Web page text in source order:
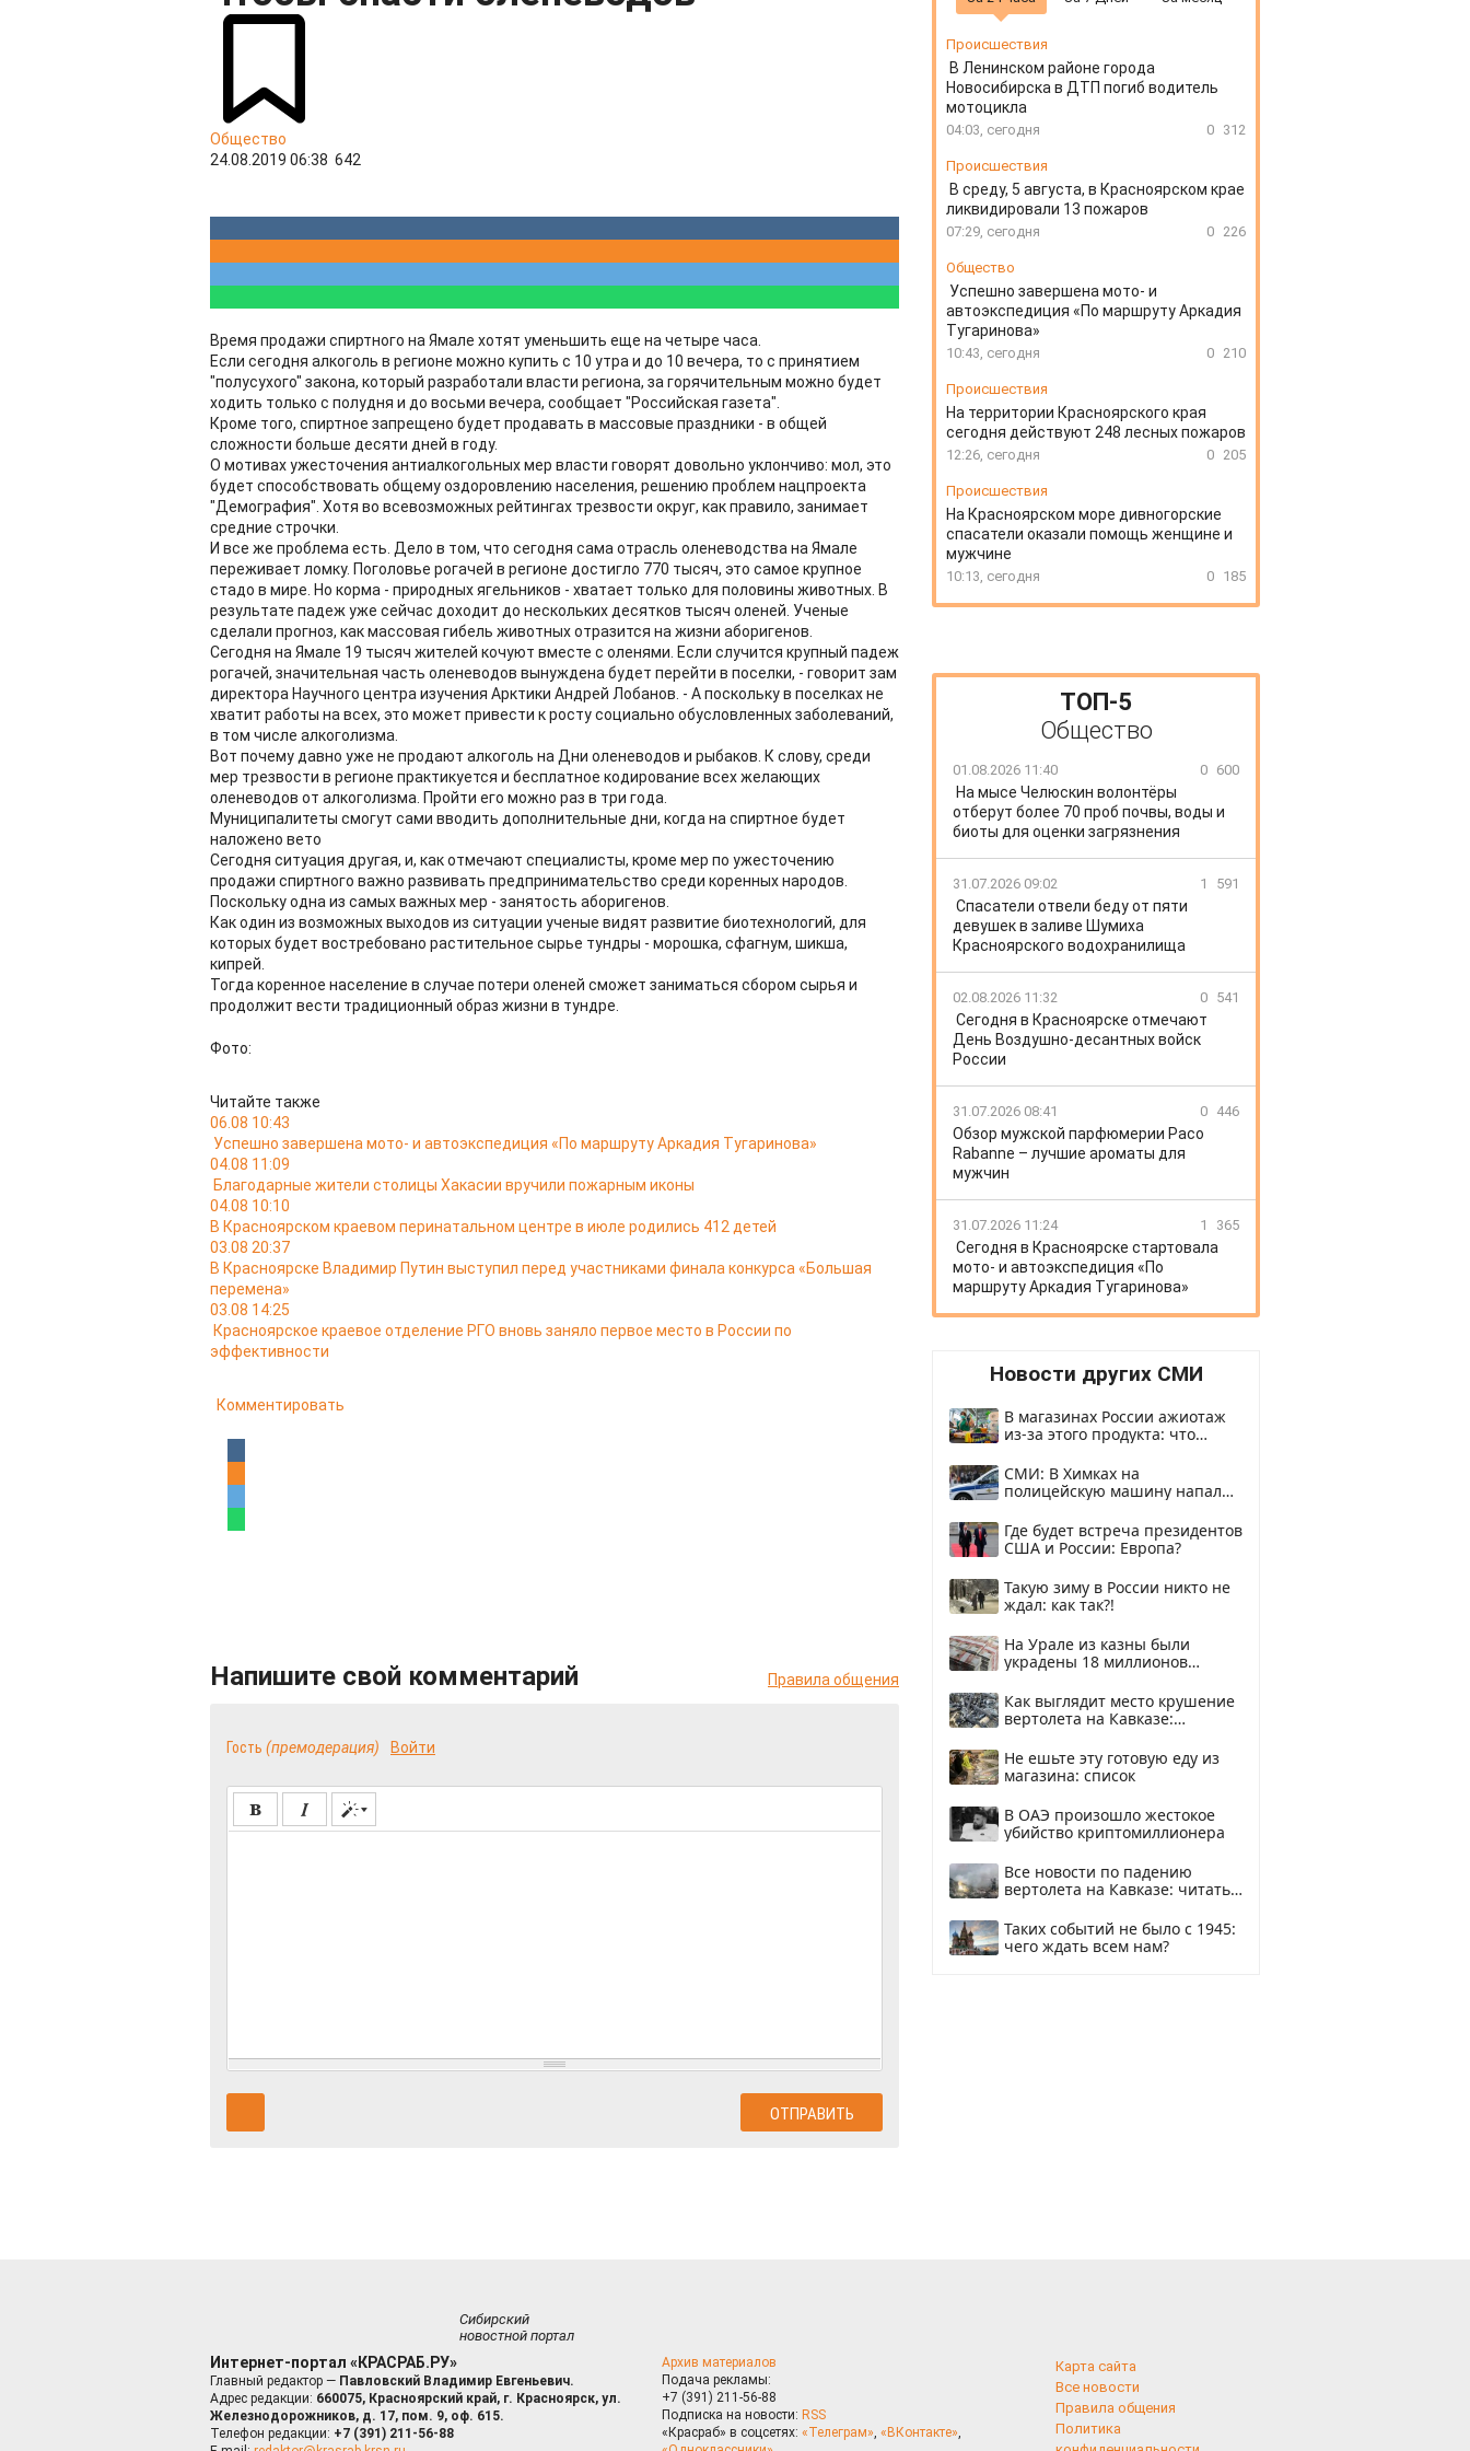
Общество
24.08.2019 06:38 642
Время продажи спиртного на Ямале хотят уменьшить еще на четыре часа.
Если сегодня алкоголь в регионе можно купить с 10 утра и до 10 вечера, то с принятием
"полусухого" закона, который разработали власти региона, за горячительным можно будет
ходить только с полудня и до восьми вечера, сообщает "Российская газета".
Кроме того, спиртное запрещено будет продавать в массовые праздники - в общей
сложности больше десяти дней в году.
О мотивах ужесточения антиалкогольных мер власти говорят довольно уклончиво: мол, это
будет способствовать общему оздоровлению населения, решению проблем нацпроекта
"Демография". Хотя во всевозможных рейтингах трезвости округ, как правило, занимает
средние строчки.
И все же проблема есть. Дело в том, что сегодня сама отрасль оленеводства на Ямале
переживает ломку. Поголовье рогачей в регионе достигло 770 тысяч, это самое крупное
стадо в мире. Но корма - природных ягельников - хватает только для половины животных. В
результате падеж уже сейчас доходит до нескольких десятков тысяч оленей. Ученые
сделали прогноз, как массовая гибель животных отразится на жизни аборигенов.
Сегодня на Ямале 19 тысяч жителей кочуют вместе с оленями. Если случится крупный падеж
рогачей, значительная часть оленеводов вынуждена будет перейти в поселки, - говорит зам
директора Научного центра изучения Арктики Андрей Лобанов. - А поскольку в поселках не
хватит работы на всех, это может привести к росту социально обусловленных заболеваний,
в том числе алкоголизма.
Вот почему давно уже не продают алкоголь на Дни оленеводов и рыбаков. К слову, среди
мер трезвости в регионе практикуется и бесплатное кодирование всех желающих
оленеводов от алкоголизма. Пройти его можно раз в три года.
Муниципалитеты смогут сами вводить дополнительные дни, когда на спиртное будет
наложено вето
Сегодня ситуация другая, и, как отмечают специалисты, кроме мер по ужесточению
продажи спиртного важно развивать предпринимательство среди коренных народов.
Поскольку одна из самых важных мер - занятость аборигенов.
Как один из возможных выходов из ситуации ученые видят развитие биотехнологий, для
которых будет востребовано растительное сырье тундры - морошка, сфагнум, шикша,
кипрей.
Тогда коренное население в случае потери оленей сможет заниматься сбором сырья и
продолжит вести традиционный образ жизни в тундре.
Фото:
Читайте также
06.08 10:43
Успешно завершена мото- и автоэкспедиция «По маршруту Аркадия Тугаринова»
04.08 11:09
Благодарные жители столицы Хакасии вручили пожарным иконы
04.08 10:10
В Красноярском краевом перинатальном центре в июле родились 412 детей
03.08 20:37
В Красноярске Владимир Путин выступил перед участниками финала конкурса «Большая
перемена»
03.08 14:25
Красноярское краевое отделение РГО вновь заняло первое место в России по
эффективности
Комментировать
Напишите свой комментарий Правила общения
Гость (премодерация) Войти
Происшествия
В Ленинском районе города
Новосибирска в ДТП погиб водитель
мотоцикла
04:03, сегодня 0 312
Происшествия
В среду, 5 августа, в Красноярском крае
ликвидировали 13 пожаров
07:29, сегодня 0 226
Общество
Успешно завершена мото- и
автоэкспедиция «По маршруту Аркадия
Тугаринова»
10:43, сегодня 0 210
Происшествия
На территории Красноярского края
сегодня действуют 248 лесных пожаров
12:26, сегодня 0 205
Происшествия
На Красноярском море дивногорские
спасатели оказали помощь женщине и
мужчине
10:13, сегодня 0 185
ТОП-5
Общество
01.08.2026 11:40 0 600
На мысе Челюскин волонтёры
отберут более 70 проб почвы, воды и
биоты для оценки загрязнения
31.07.2026 09:02 1 591
Спасатели отвели беду от пяти
девушек в заливе Шумиха
Красноярского водохранилища
02.08.2026 11:32 0 541
Сегодня в Красноярске отмечают
День Воздушно-десантных войск
России
31.07.2026 08:41 0 446
Обзор мужской парфюмерии Paco
Rabanne – лучшие ароматы для
мужчин
31.07.2026 11:24 1 365
Сегодня в Красноярске стартовала
мото- и автоэкспедиция «По
маршруту Аркадия Тугаринова»
Новости других СМИ
В магазинах России ажиотаж
из-за этого продукта: что
СМИ: В Химках на
полицейскую машину напали
Где будет встреча президентов
США и России: Европа?
Такую зиму в России никто не
ждал: как так?!
На Урале из казны были
украдены 18 миллионов
Как выглядит место крушение
вертолета на Кавказе:
Не ешьте эту готовую еду из
магазина: список
В ОАЭ произошло жестокое
убийство криптомиллионера
Все новости по падению
вертолета на Кавказе: читать
Таких событий не было с 1945:
чего ждать всем нам?
Сибирский
новостной портал
Интернет-портал «КРАСРАБ.РУ»
Главный редактор — Павловский Владимир Евгеньевич.
Адрес редакции: 660075, Красноярский край, г. Красноярск, ул.
Железнодорожников, д. 17, пом. 9, оф. 615.
Телефон редакции: +7 (391) 211-56-88
Архив материалов
Подача рекламы:
+7 (391) 211-56-88
Подписка на новости: RSS
«Красраб» в соцсетях: «Телеграм», «ВКонтакте»,
Карта сайта
Все новости
Правила общения
Политика